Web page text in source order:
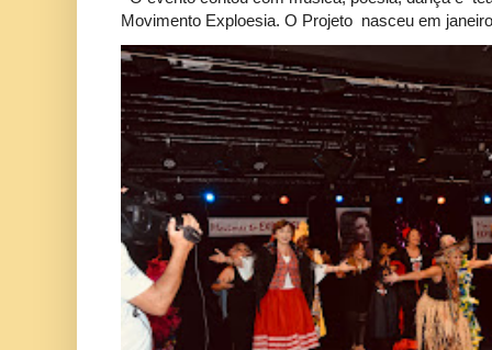
Movimento Exploesia. O Projeto nasceu em